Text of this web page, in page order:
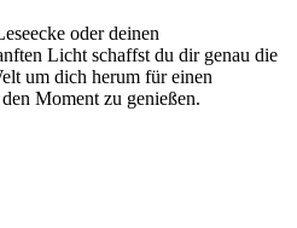
oder deinen
Licht schaffst du dir genau die
um dich herum für einen
Moment zu genießen.